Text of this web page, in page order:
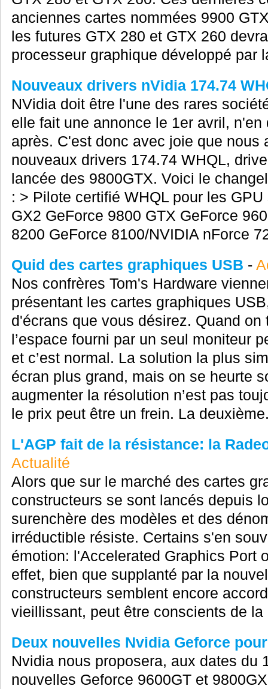
anciennes cartes nommées 9900
les futures GTX 280 et GTX 260
processeur graphique développé par
Nouveaux drivers nVidia 174.74
NVidia doit être l'une des rares
elle fait une annonce le 1er avril,
après. C'est donc avec joie que nous
nouveaux drivers 174.74 WHQL,
lancée des 9800GTX. Voici le
: > Pilote certifié WHQL pour les
GX2 GeForce 9800 GTX GeForce
8200 GeForce 8100/NVIDIA nForce
Quid des cartes graphiques USB -
Nos confrères Tom's Hardware
présentant les cartes graphiques
d'écrans que vous désirez. Quand
l’espace fourni par un seul moniteur
et c’est normal. La solution la plus
écran plus grand, mais on se heurte
augmenter la résolution n’est pas
le prix peut être un frein. La
L'AGP fait de la résistance: la
Actualité
Alors que sur le marché des cartes
constructeurs se sont lancés depuis
surenchère des modèles et des
irréductible résiste. Certains s'en
émotion: l'Accelerated Graphics Port
effet, bien que supplanté par la
constructeurs semblent encore
vieillissant, peut être conscients de
Deux nouvelles Nvidia Geforce
Nvidia nous proposera, aux dates du
nouvelles Geforce 9600GT et